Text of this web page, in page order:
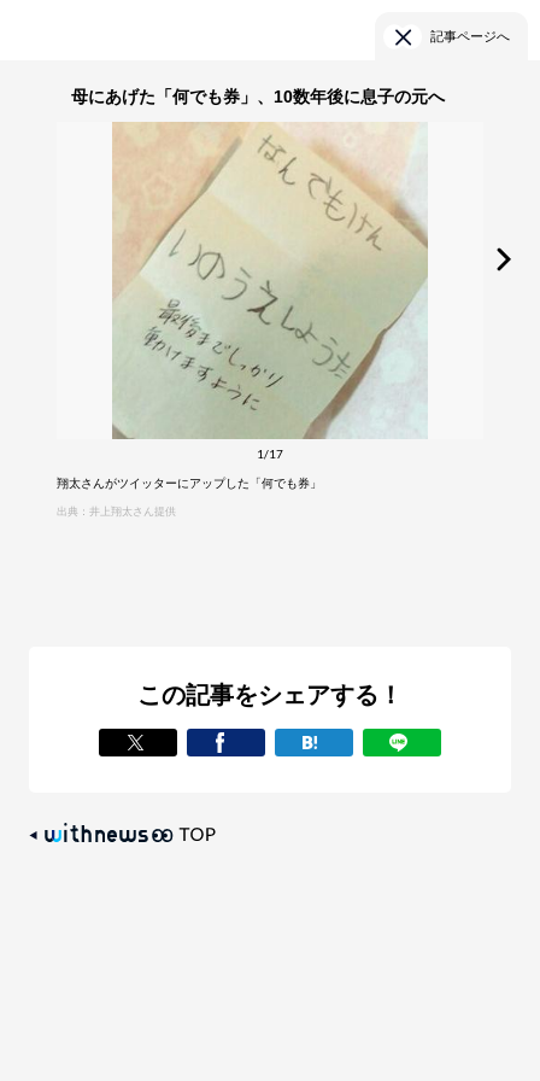
記事ページへ
母にあげた「何でも券」、10数年後に息子の元へ
1/17
翔太さんがツイッターにアップした「何でも券」
出典：井上翔太さん提供
この記事をシェアする！